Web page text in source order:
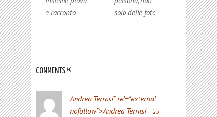
e racconto
solo delle foto
COMMENTS (4)
Andrea Terrasi" rel="external
nofollow">Andrea Terrasi
25